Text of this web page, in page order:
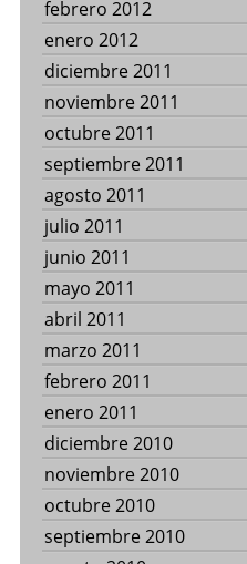
febrero 2012
enero 2012
diciembre 2011
noviembre 2011
octubre 2011
septiembre 2011
agosto 2011
julio 2011
junio 2011
mayo 2011
abril 2011
marzo 2011
febrero 2011
enero 2011
diciembre 2010
noviembre 2010
octubre 2010
septiembre 2010